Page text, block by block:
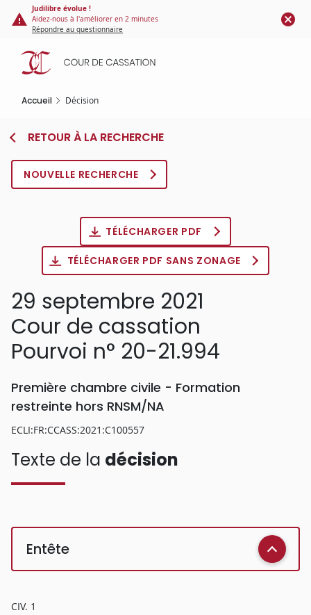
Panneau de gestion des cookies
contenu
principal
Judilibre évolue !
Aidez-nous à l'améliorer en 2 minutes
Répondre au questionnaire
Accueil Décision
RETOUR À LA RECHERCHE
NOUVELLE RECHERCHE
TÉLÉCHARGER PDF
TÉLÉCHARGER PDF SANS ZONAGE
29 septembre 2021
Cour de cassation
Pourvoi n° 20-21.994
Première chambre civile - Formation
restreinte hors RNSM/NA
ECLI:FR:CCASS:2021:C100557
Texte de la décision
Entête
CIV. 1